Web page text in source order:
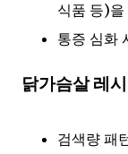
식품 등)을
통증 심화
닭가슴살 레
검색량 패